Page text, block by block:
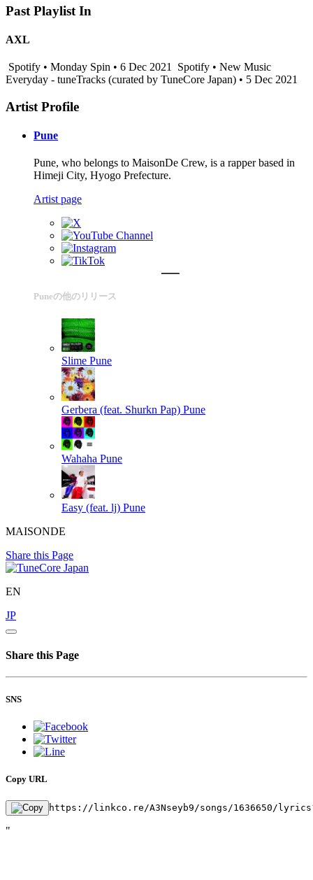
Past Playlist In
AXL
Spotify • Monday Spin • 6 Dec 2021
Spotify • New Music
Everyday - tuneTracks (curated by TuneCore Japan) • 5 Dec 2021
Artist Profile
Pune
Pune, who belongs to MaisonDe Crew, is a rapper based in
Himeji City, Hyogo Prefecture.
Artist page
Puneの他のリリース
Slime Pune
Gerbera (feat. Shurkn Pap) Pune
Wahaha Pune
Easy (feat. lj) Pune
MAISONDE
Share this Page
EN
JP
Share this Page
SNS
Copy URL
https://linkco.re/A3Nseyb9/songs/1636650/
"